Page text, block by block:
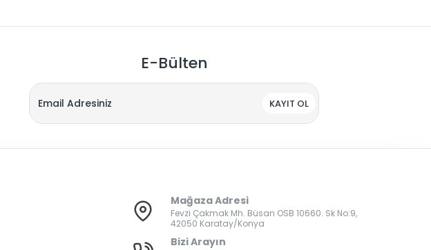
E-Bülten
KAYIT OL
Mağaza Adresi
Fevzi Çakmak Mh. Büsan OSB 10660. Sk No:9,
42050 Karatay/Konya
Bizi Arayın